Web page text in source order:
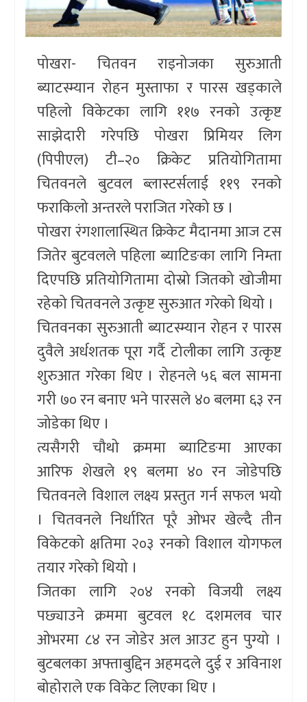
विचार/
अन्तर्वार्ता
पोखरा- चितवन राइनोजका सुरुआती
ब्याटस्म्यान रोहन मुस्ताफा र पारस खड्काले
पहिलो विकेटका लागि ११७ रनको उत्कृष्ट
साझेदारी गरेपछि पोखरा प्रिमियर लिग
(पिपीएल) टी–२० क्रिकेट प्रतियोगितामा
चितवनले बुटवल ब्लास्टर्सलाई ११९ रनको
फराकिलो अन्तरले पराजित गरेको छ ।
पोखरा रंगशालास्थित क्रिकेट मैदानमा आज टस
जितेर बुटवलले पहिला ब्याटिङका लागि निम्ता
दिएपछि प्रतियोगितामा दोस्रो जितको खोजीमा
रहेको चितवनले उत्कृष्ट सुरुआत गरेको थियो ।
चितवनका सुरुआती ब्याटस्म्यान रोहन र पारस
दुवैले अर्धशतक पूरा गर्दै टोलीका लागि उत्कृष्ट
शुरुआत गरेका थिए । रोहनले ५६ बल सामना
गरी ७० रन बनाए भने पारसले ४० बलमा ६३ रन
जोडेका थिए ।
त्यसैगरी चौथो क्रममा ब्याटिङमा आएका
आरिफ शेखले १९ बलमा ४० रन जोडेपछि
चितवनले विशाल लक्ष्य प्रस्तुत गर्न सफल भयो
। चितवनले निर्धारित पूरै ओभर खेल्दै तीन
विकेटको क्षतिमा २०३ रनको विशाल योगफल
तयार गरेको थियो ।
जितका लागि २०४ रनको विजयी लक्ष्य
पछ्याउने क्रममा बुटवल १८ दशमलव चार
ओभरमा ८४ रन जोडेर अल आउट हुन पुग्यो ।
बुटबलका अफ्ताबुद्दिन अहमदले दुई र अविनाश
बोहोराले एक विकेट लिएका थिए ।